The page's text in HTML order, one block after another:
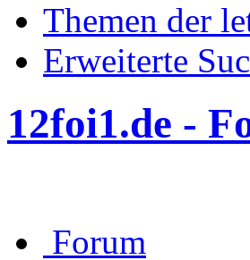
Themen der
Erweiterte
12foi1.de -
Forum